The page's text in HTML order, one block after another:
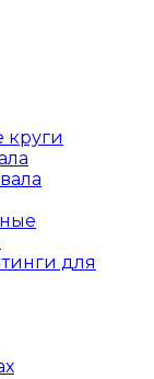
для